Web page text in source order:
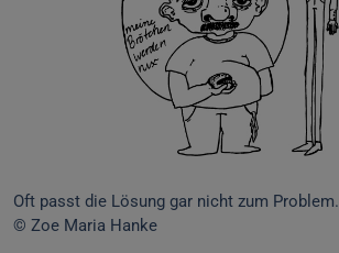
Oft passt die Lösung gar nicht zum Problem.
© Zoe Maria Hanke